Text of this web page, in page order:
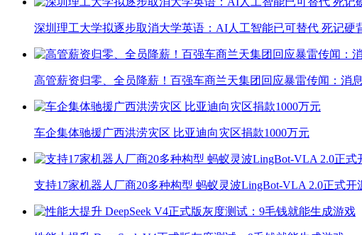
深圳理工大学拟逐步取消大学英语：AI人工智能已可替代 死记硬
高管薪资归零、全员降薪！百强车商兰天集团回应暴雷传闻：消
车企集体驰援广西洪涝灾区 比亚迪向灾区捐款1000万元
支持17家机器人厂商20多种构型 蚂蚁灵波LingBot-VLA 2.0正式开